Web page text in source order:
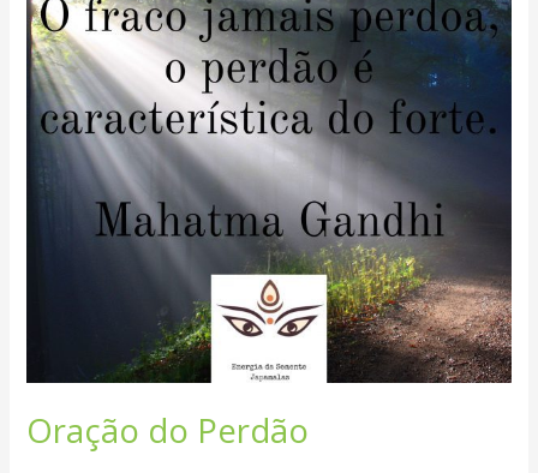
Oração do Perdão